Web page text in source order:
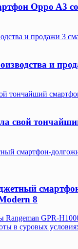
Oppo A3
и продажи 3
и
тончайший
свой
смартфон-
8
Rangeman GPR-
в суровых